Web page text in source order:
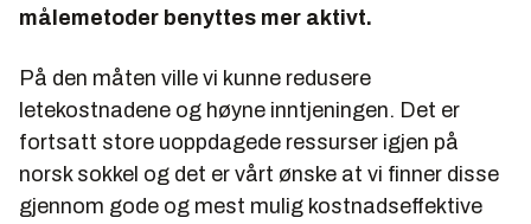
målemetoder benyttes mer aktivt.
På den måten ville vi kunne redusere
letekostnadene og høyne inntjeningen. Det er
fortsatt store uoppdagede ressurser igjen på
norsk sokkel og det er vårt ønske at vi finner disse
gjennom gode og mest mulig kostnadseffektive